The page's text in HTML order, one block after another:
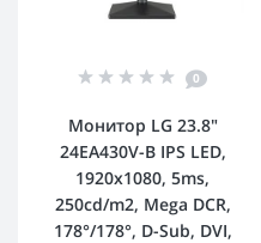
0
Монитор LG 23.8"
24EA430V-B IPS LED,
1920x1080, 5ms,
250cd/m2, Mega DCR,
178°/178°, D-Sub, DVI,